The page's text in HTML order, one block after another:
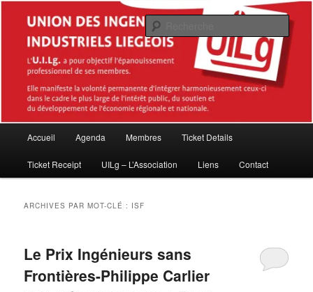
contenu
principal
contenu
secondaireUnion des Ingénieurs industriels
Liégeois (UILg ASBL)
Association des Master en sciences de l'ingénieur industriel diplômés de la
Haute École de la Province de Liège (HEPL – ISIL)
principal
Accueil Agenda Membres Ticket Details
Ticket Receipt UILg – L’Association Liens Contact
ARCHIVES PAR MOT-CLÉ : ISF
Le Prix Ingénieurs sans
Frontières-Philippe Carlier